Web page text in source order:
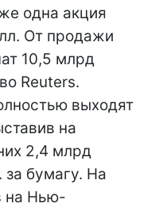
одна акция
От продажи
10,5 млрд
Reuters.
выходят
на
2,4 млрд
за бумагу. На
на Нью-